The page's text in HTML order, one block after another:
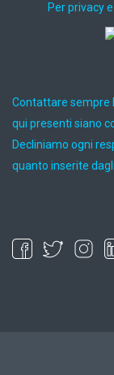
Per privacy
Contattare sempre
qui presenti siano
Decliniamo ogni
quanto inserite